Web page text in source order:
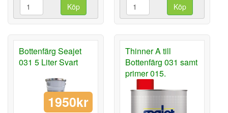
Köp Köp
Bottenfärg Seajet
031 5 Liter Svart
1950kr
Thinner A till
Bottenfärg 031 samt
primer 015.